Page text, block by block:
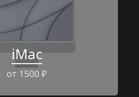
iMac
от 1500 ₽